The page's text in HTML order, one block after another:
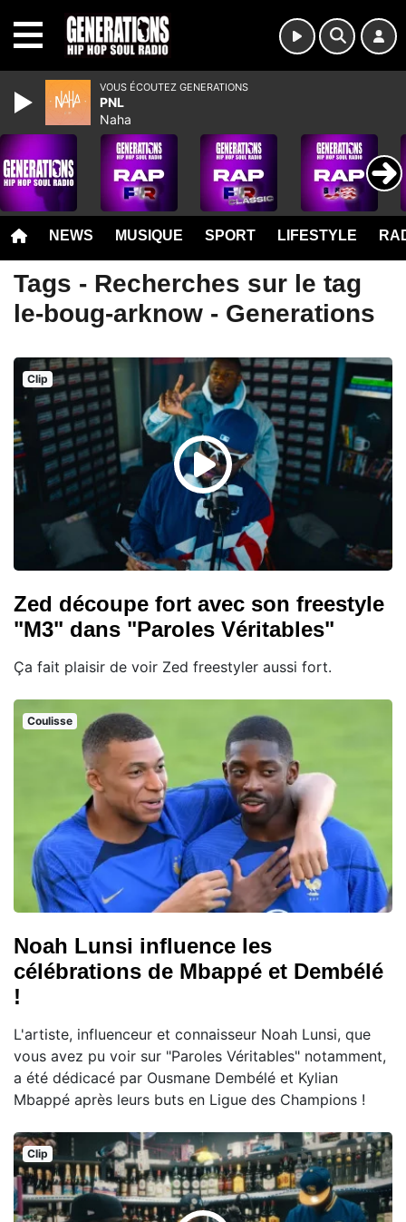
NEWS MUSIQUE SPORT LIFESTYLE
Tags - Recherches sur le tag
le-boug-arknow - Generations
Clip
Zed découpe fort avec son freestyle
"M3" dans "Paroles Véritables"
Ça fait plaisir de voir Zed freestyler aussi fort.
Coulisse
Noah Lunsi influence les
célébrations de Mbappé et Dembélé
!
L'artiste, influenceur et connaisseur Noah Lunsi, que
vous avez pu voir sur "Paroles Véritables" notamment,
a été dédicacé par Ousmane Dembélé et Kylian
Mbappé après leurs buts en Ligue des Champions !
Clip
VOUS ÉCOUTEZ GENERATIONS
PNL
Naha